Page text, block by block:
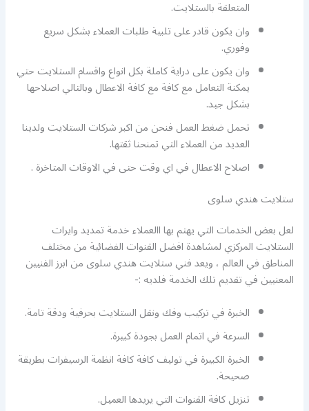
المتعلقة بالستلايت.
وان يكون قادر على تلبية طلبات العملاء بشكل سريع
وفوري.
وان يكون على دراية كاملة بكل انواع واقسام الستلايت حتي
يمكنة التعامل مع كافة مع كافة الاعطال وبالتالي اصلاحها
بشكل جيد.
تحمل ضغط العمل فنحن من اكبر شركات الستلايت ولدينا
العديد من العملاء التي تمنحنا ثقتها.
اصلاح الاعطال في اي وقت حتى في الاوقات المتاخرة .
ستلايت هندي سلوى
لعل بعض الخدمات التي يهتم بها االعملاء خدمة تمديد وايرات
الستلايت المركزي لمشاهدة افضل القنوات الفضائية من مختلف
المناطق في العالم ، ويعد فني ستلايت هندي سلوى من ابرز الفنيين
المعنيين في تقديم تلك الخدمة فلديه :-
الخبرة في تركيب وفك ونقل الستلايت بحرفية ودقة تامة.
السرعة في اتمام العمل بجودة كبيرة.
الخبرة الكبيرة في توليف كافة كافة انظمة الرسيفرات بطريقة
صحيحة.
تنزيل كافة القنوات التي يريدها العميل.